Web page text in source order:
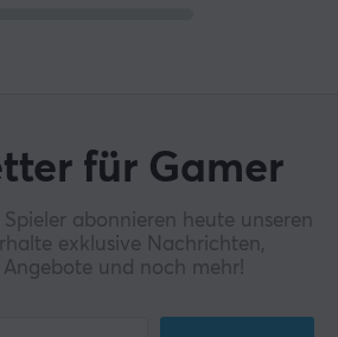
für Gamer
abonnieren heute unseren
exklusive Nachrichten,
und noch mehr!